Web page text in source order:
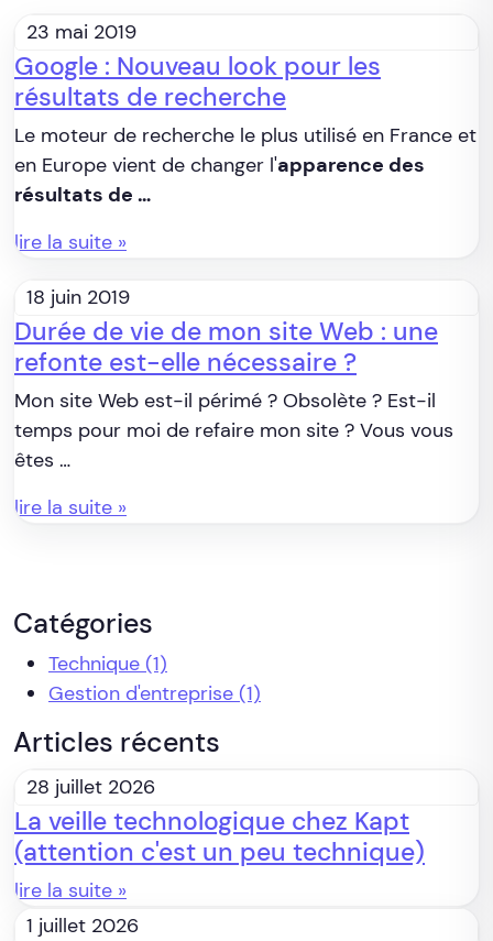
23 mai 2019
Google : Nouveau look pour les
résultats de recherche
Le moteur de recherche le plus utilisé en France et
en Europe vient de changer l'apparence des
résultats de …
lire la suite »
18 juin 2019
Durée de vie de mon site Web : une
refonte est-elle nécessaire ?
Mon site Web est-il périmé ? Obsolète ? Est-il
temps pour moi de refaire mon site ? Vous vous
êtes …
lire la suite »
Catégories
Technique (1)
Gestion d'entreprise (1)
Articles récents
28 juillet 2026
La veille technologique chez Kapt
(attention c'est un peu technique)
lire la suite »
1 juillet 2026